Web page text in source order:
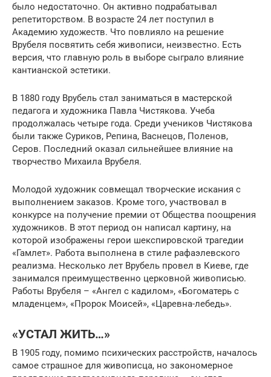
было недостаточно. Он активно подрабатывал
репетиторством. В возрасте 24 лет поступил в
Академию художеств. Что повлияло на решение
Врубеля посвятить себя живописи, неизвестно. Есть
версия, что главную роль в выборе сыграло влияние
кантианской эстетики.
В 1880 году Врубель стал заниматься в мастерской
педагога и художника Павла Чистякова. Учеба
продолжалась четыре года. Среди учеников Чистякова
были также Суриков, Репина, Васнецов, Поленов,
Серов. Последний оказал сильнейшее влияние на
творчество Михаила Врубеля.
Молодой художник совмещал творческие искания с
выполнением заказов. Кроме того, участвовал в
конкурсе на получение премии от Общества поощрения
художников. В этот период он написал картину, на
которой изображены герои шекспировской трагедии
«Гамлет». Работа выполнена в стиле рафаэлевского
реализма. Несколько лет Врубель провел в Киеве, где
занимался преимущественно церковной живописью.
Работы Врубеля – «Ангел с кадилом», «Богоматерь с
младенцем», «Пророк Моисей», «Царевна-лебедь».
«УСТАЛ ЖИТЬ…»
В 1905 году, помимо психических расстройств, началось
самое страшное для живописца, но закономерное